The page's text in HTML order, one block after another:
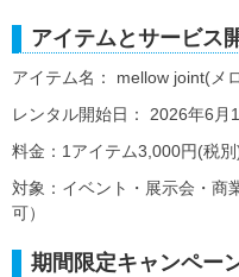
アイテムとサービス
アイテム名： mellow joint(メ
レンタル開始日： 2026年6月
料金：1アイテム3,000円(税
対象：イベント・展示会・商
可）
期間限定キャンペー